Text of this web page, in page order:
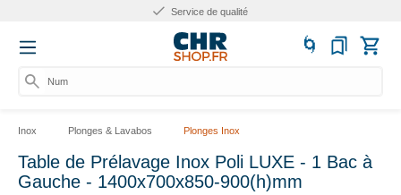
Service de qualité
Numér
Inox Plonges & Lavabos Plonges Inox
Table de Prélavage Inox Poli LUXE - 1 Bac à
Gauche - 1400x700x850-900(h)mm